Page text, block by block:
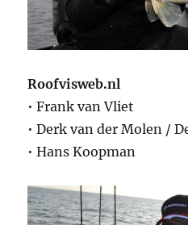
Roofvisweb.nl
• Frank van Vliet
• Derk van der Molen /
• Hans Koopman